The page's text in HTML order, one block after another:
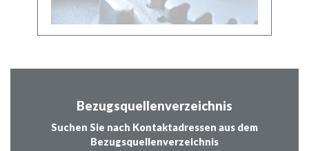
Bezugsquellenverzeichnis
Suchen Sie nach Kontaktadressen aus dem
Bezugsquellenverzeichnis